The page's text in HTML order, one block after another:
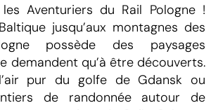
Aventuriers du Rail Pologne !
jusqu’aux montagnes des
possède des paysages
demandent qu’à être découverts.
pur du golfe de Gdansk ou
de randonnée autour de